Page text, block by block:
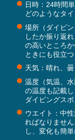
日時：24時間
どのようなタ
場所（ダイビ
したか振り返
の高いところ
ときにも役立つ
天気：晴れ、
温度（気温、
の温度も記載
ダイビングス
ウエイト：中
ればなりませ
し、変化も簡